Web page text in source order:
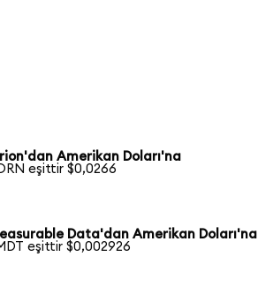
Amerikan Doları'na
eşittir $0,0266
Data'dan Amerikan Doları'na
eşittir $0,002926